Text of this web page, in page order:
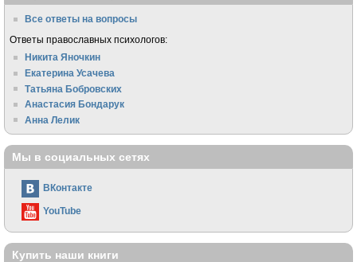
Все ответы на вопросы
Ответы православных психологов:
Никита Яночкин
Екатерина Усачева
Татьяна Бобровских
Анастасия Бондарук
Анна Лелик
Мы в социальных сетях
ВКонтакте
YouTube
Купить наши книги